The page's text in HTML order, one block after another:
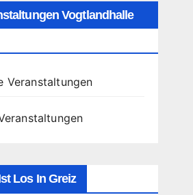
Vogtlandhalle
Veranstaltungen
Los In Greiz